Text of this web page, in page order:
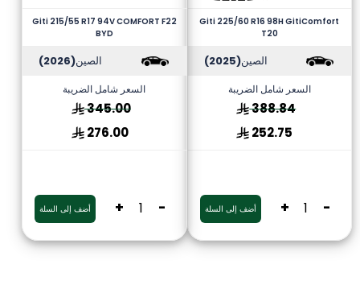
Giti 225/60 R16 98H GitiComfort
T20
الصين(2025)
السعر شامل الضريبة
388.84
252.75
-
+ أضف إلى السلة
Giti 215/55 R17 94V COMFORT F22
BYD
الصين(2026)
السعر شامل الضريبة
345.00
276.00
-
+ أضف إلى السلة